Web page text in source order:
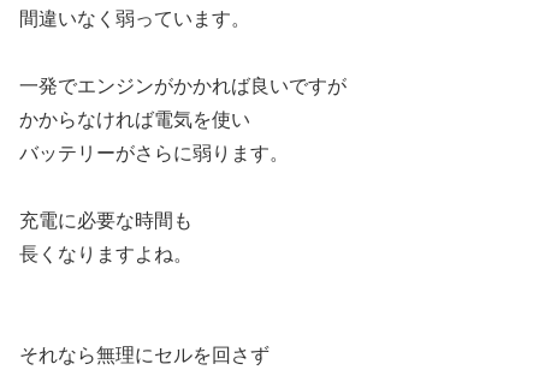
間違いなく弱っています。
一発でエンジンがかかれば良いですが
かからなければ電気を使い
バッテリーがさらに弱ります。
充電に必要な時間も
長くなりますよね。
それなら無理にセルを回さず